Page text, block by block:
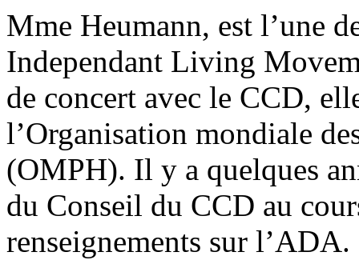
Mme Heumann, est l’une
Independant Living
de concert avec le CCD,
l’Organisation mondiale
(OMPH). Il y a quelques
du Conseil du CCD au
renseignements sur l’ADA.